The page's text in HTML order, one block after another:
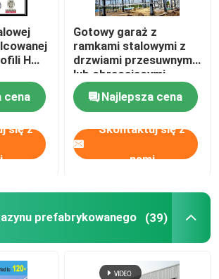
H
cena
się z
Gotowy garaż z
ramkami stalowymi z
drzwiami przesuwnymi
lub obracającymi
Najlepsza cena
Skontaktuj się z
nami
prefabrykowanego (39)